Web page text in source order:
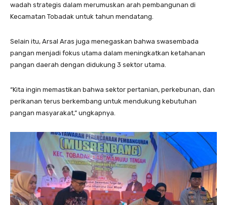
wadah strategis dalam merumuskan arah pembangunan di
Kecamatan Tobadak untuk tahun mendatang.
Selain itu, Arsal Aras juga menegaskan bahwa swasembada
pangan menjadi fokus utama dalam meningkatkan ketahanan
pangan daerah dengan didukung 3 sektor utama.
“Kita ingin memastikan bahwa sektor pertanian, perkebunan, dan
perikanan terus berkembang untuk mendukung kebutuhan
pangan masyarakat,” ungkapnya.